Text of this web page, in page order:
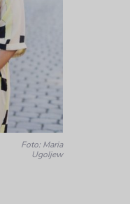
Foto: Maria
Ugoljew